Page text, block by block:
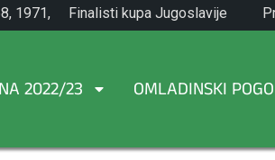
1971,
Finalisti kupa Jugoslavije
1965.
2022/23 OMLADINSKI